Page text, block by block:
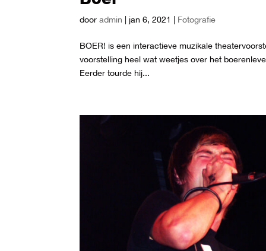
dooradmin | jan 6, 2021 | Fotografie
BOER! is een interactieve muzikale
voorstelling heel wat weetjes over het
Eerder tourde hij...